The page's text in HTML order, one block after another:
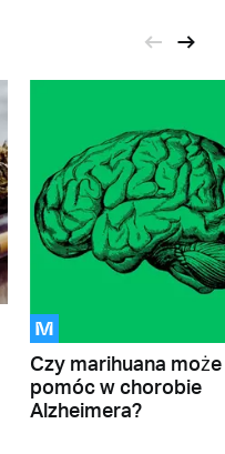
M
Czy marihuana może
pomóc w chorobie
Alzheimera?